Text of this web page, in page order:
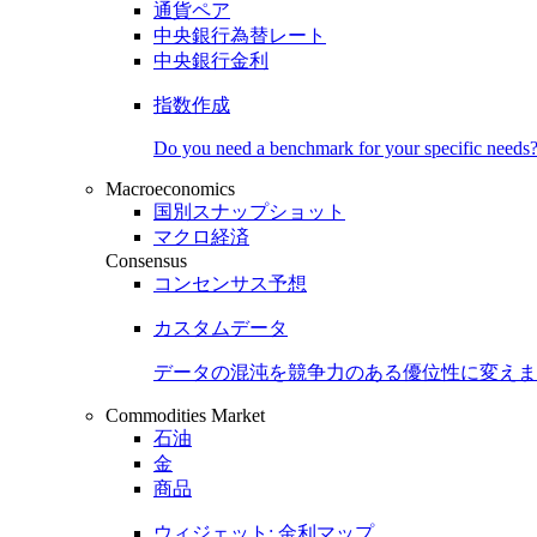
通貨ペア
中央銀行為替レート
中央銀行金利
指数作成
Do you need a benchmark for your specific needs?
Macroeconomics
国別スナップショット
マクロ経済
Consensus
コンセンサス予想
カスタムデータ
データの混沌を競争力のある優位性に変え
Commodities Market
石油
金
商品
ウィジェット: 金利マップ